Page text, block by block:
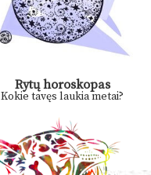
Rytų horoskopas
Kokie tavęs laukia metai?